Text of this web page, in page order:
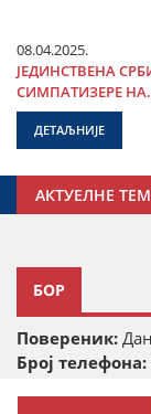
08.04.2025.
ЈЕДИНСТВЕНА
СИМПАТИЗЕРЕ
ДЕТАЉНИЈЕ
АКТУЕЛНЕ
У
БОР
Повереник:
Број телефона: